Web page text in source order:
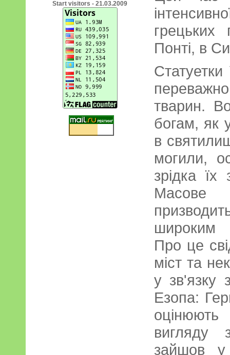
Start visitors - 21.03.2009
грецьких
Понті, в
тварин.
богам, як
в
могили,
зрідка
Масове
широким
Про це
міст та
у зв'язку
Езопа:
вигляду
зайшов у